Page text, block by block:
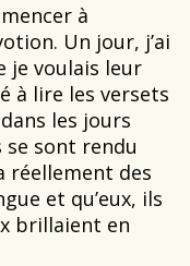
à
Un jour, j’ai
je voulais leur
à lire les versets
les jours
se sont rendu
réellement des
et qu’eux, ils
brillaient en